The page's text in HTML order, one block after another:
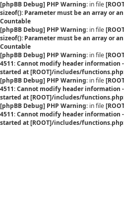
[phpBB Debug] PHP Warning: in file
sizeof(): Parameter must be an array or
Countable
[phpBB Debug] PHP Warning: in file
sizeof(): Parameter must be an array or
Countable
[phpBB Debug] PHP Warning: in file
4511:Cannot modify header information
started at [ROOT]/includes/
[phpBB Debug] PHP Warning: in file
4511:Cannot modify header information
started at [ROOT]/includes/
[phpBB Debug] PHP Warning: in file
4511:Cannot modify header information
started at [ROOT]/includes/